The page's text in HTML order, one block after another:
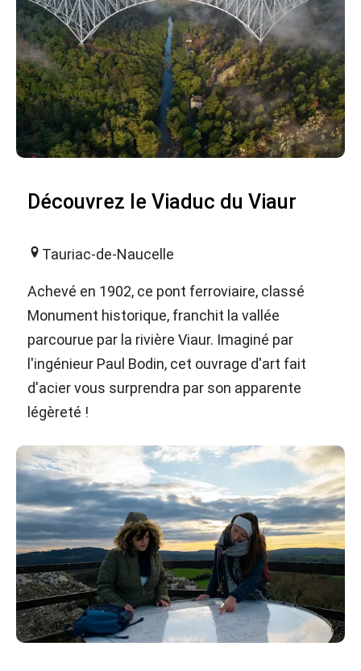
Découvrez le Viaduc du Viaur
Tauriac-de-Naucelle
Achevé en 1902, ce pont ferroviaire, classé
Monument historique, franchit la vallée
parcourue par la rivière Viaur. Imaginé par
l'ingénieur Paul Bodin, cet ouvrage d'art fait
d'acier vous surprendra par son apparente
légèreté !